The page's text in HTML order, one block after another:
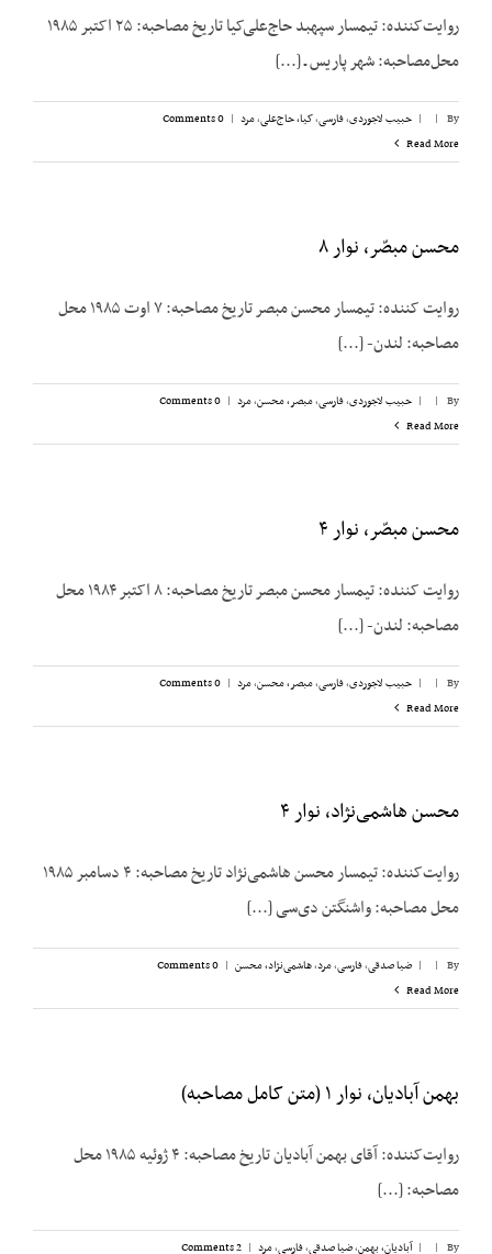
روایت‌کننده: تیمسار سپهبد حاج‌علی‌کیا تاریخ مصاحبه: ۲۵ اکتبر ۱۹۸۵
محل‌مصاحبه: شهر پاریس ـ [...]
By
|
| حبیب لاجوردی,فارسی,کیا، حاج‌علی,مرد |
0 Comments
Read More
محسن مبصّر، نوار ۸
روایت کننده: تیمسار محسن مبصر تاریخ مصاحبه: ۷ اوت ۱۹۸۵ محل
مصاحبه: لندن- [...]
By
|
| حبیب لاجوردی,فارسی,مبصر، محسن,مرد |
0 Comments
Read More
محسن مبصّر، نوار ۴
روایت کننده: تیمسار محسن مبصر تاریخ مصاحبه: ۸ اکتبر ۱۹۸۴ محل
مصاحبه: لندن- [...]
By
|
| حبیب لاجوردی,فارسی,مبصر، محسن,مرد |
0 Comments
Read More
محسن هاشمی‌نژاد، نوار ۴
روایت‌کننده: تیمسار محسن هاشمی‌نژاد تاریخ مصاحبه: ۴ دسامبر ۱۹۸۵
محل مصاحبه: واشنگتن دی‌سی [...]
By
|
| ضیا صدقی,فارسی,مرد,هاشمی‌نژاد، محسن |
0 Comments
Read More
بهمن آبادیان، نوار ۱ (متن کامل مصاحبه)
روایت‌کننده: آقای بهمن آبادیان تاریخ مصاحبه: ۴ ژوئیه ۱۹۸۵ محل
مصاحبه: [...]
By
|
| آبادیان، بهمن,ضیا صدقی,فارسی,مرد |
2 Comments